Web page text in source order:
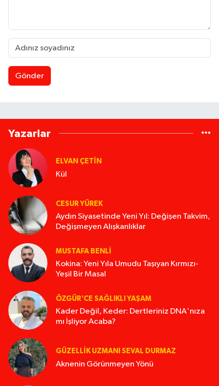
Gönder
Yazarlar
ELVAN ÇETIN
Kül
CESUR YÜREK
Aydın Siyasetinde Yeni Yıl: Değişen Takvim,
Değişmeyen Alışkanlıklar
MUSTAFA BENLI
Kokina: Yeni Yıla Umudu Taşıyan Kırmızı-
Yeşil Bir Masal
ÖZGÜR'CE SAĞLIKLI YAŞAM
Kader Değil, Keder: Dertleriniz DNA'nıza
mı İşliyor Acaba?
GÜZELLIK UZMANI SEVAL DURMAZ
Aknenin Görünmeyen Yönü